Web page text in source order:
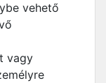
vehető
vagy